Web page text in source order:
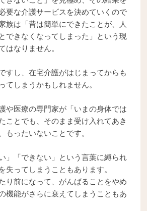
要な介護サービスを決めていくので
族は「昔は簡単にできたことが、人
できなくなってしまった」という現
はなりません。
すし、在宅介護がはじまってからも
てしまうかもしれません。
や医療の専門家が「いまの身体では
ことでも、そのまま受け入れてあき
もったいないことです。
」「できない」という言葉に縛られ
失ってしまうこともあります。
り前になって、がんばることをやめ
機能がさらに衰えてしまうこともあ